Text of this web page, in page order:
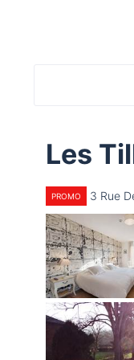
Les
PROMO 3 Rue